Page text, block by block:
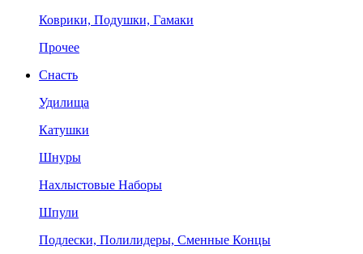
Коврики, Подушки, Гамаки
Прочее
Снасть
Удилища
Катушки
Шнуры
Нахлыстовые Наборы
Шпули
Подлески, Полилидеры, Сменные Концы